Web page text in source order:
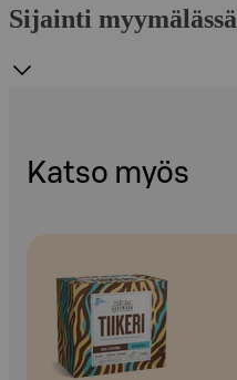
Sijainti myymälässä
Katso myös